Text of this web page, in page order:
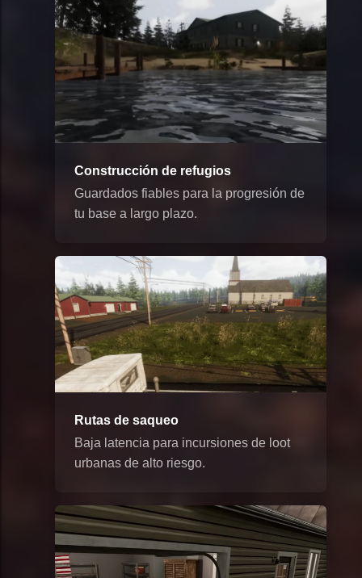
Construcción de refugios
Guardados fiables para la progresión de
tu base a largo plazo.
Rutas de saqueo
Baja latencia para incursiones de loot
urbanas de alto riesgo.